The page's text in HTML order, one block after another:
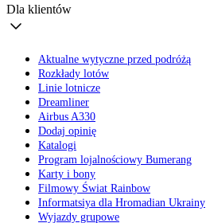
Dla klientów
Aktualne wytyczne przed podróżą
Rozkłady lotów
Linie lotnicze
Dreamliner
Airbus A330
Dodaj opinię
Katalogi
Program lojalnościowy Bumerang
Karty i bony
Filmowy Świat Rainbow
Informatsiya dla Hromadian Ukrainy
Wyjazdy grupowe